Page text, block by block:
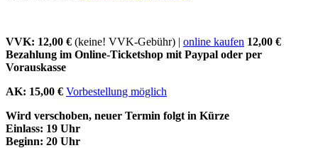
VVK: 12,00 € (keine! VVK-Gebühr) | online kaufen 12,00 €
Bezahlung im Online-Ticketshop mit Paypal oder per
Vorauskasse
AK: 15,00 € Vorbestellung möglich
Wird verschoben, neuer Termin folgt in Kürze
Einlass: 19 Uhr
Beginn: 20 Uhr